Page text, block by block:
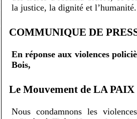
la justice, la dignité et l’humanité.
COMMUNIQUE DE
En réponse aux violences
Bois,
Le Mouvement deLA PAIX
Nous condamnons les